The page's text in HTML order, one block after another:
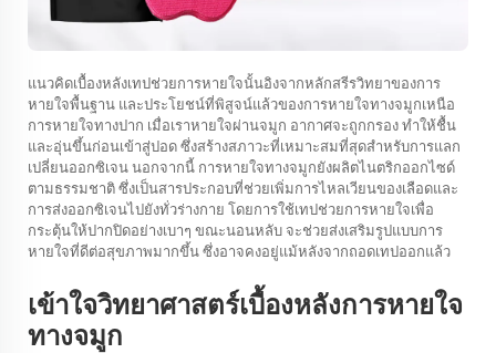
แนวคิดเบื้องหลังเทปช่วยการหายใจนั้นอิงจากหลักสรีรวิทยาของการ
หายใจพื้นฐาน และประโยชน์ที่พิสูจน์แล้วของการหายใจทางจมูกเหนือ
การหายใจทางปาก เมื่อเราหายใจผ่านจมูก อากาศจะถูกกรอง ทำให้ชื้น
และอุ่นขึ้นก่อนเข้าสู่ปอด ซึ่งสร้างสภาวะที่เหมาะสมที่สุดสำหรับการแลก
เปลี่ยนออกซิเจน นอกจากนี้ การหายใจทางจมูกยังผลิตไนตริกออกไซด์
ตามธรรมชาติ ซึ่งเป็นสารประกอบที่ช่วยเพิ่มการไหลเวียนของเลือดและ
การส่งออกซิเจนไปยังทั่วร่างกาย โดยการใช้เทปช่วยการหายใจเพื่อ
กระตุ้นให้ปากปิดอย่างเบาๆ ขณะนอนหลับ จะช่วยส่งเสริมรูปแบบการ
หายใจที่ดีต่อสุขภาพมากขึ้น ซึ่งอาจคงอยู่แม้หลังจากถอดเทปออกแล้ว
เข้าใจวิทยาศาสตร์เบื้องหลังการหายใจ
ทางจมูก